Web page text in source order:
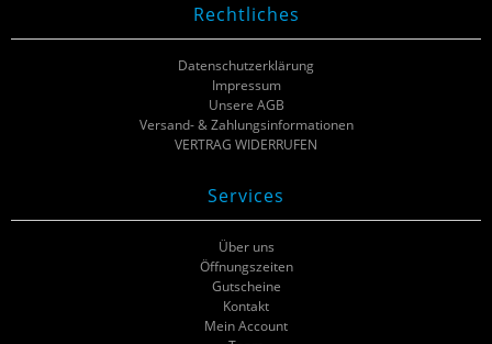
Rechtliches
Datenschutzerklärung
Impressum
Unsere AGB
Versand- & Zahlungsinformationen
VERTRAG WIDERRUFEN
Services
Über uns
Öffnungszeiten
Gutscheine
Kontakt
Mein Account